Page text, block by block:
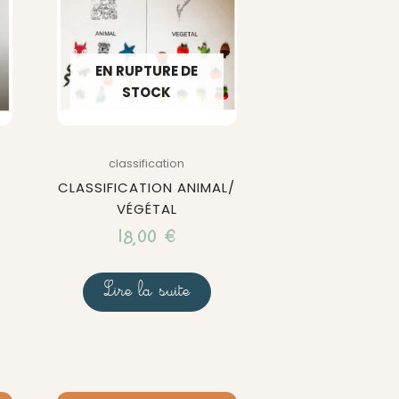
:
€.
EN RUPTURE DE
STOCK
classification
CLASSIFICATION ANIMAL/
VÉGÉTAL
18,00 €
Lire la suite